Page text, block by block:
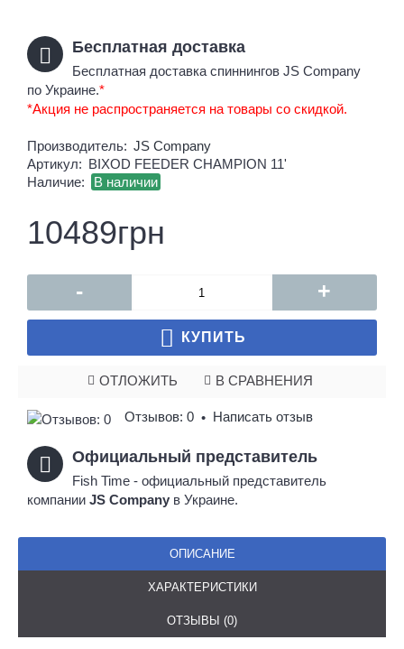
Бесплатная доставка
Бесплатная доставка спиннингов JS Company
по Украине.*
*Акция не распространяется на товары со скидкой.
Производитель: JS Company
Артикул: BIXOD FEEDER CHAMPION 11'
Наличие:
В наличии
10489грн
- +
КУПИТЬ
ОТЛОЖИТЬ В СРАВНЕНИЯ
Отзывов: 0 • Написать отзыв
Официальный представитель
Fish Time - официальный представитель
компании JS Company в Украине.
ОПИСАНИЕ
ХАРАКТЕРИСТИКИ
ОТЗЫВЫ (0)